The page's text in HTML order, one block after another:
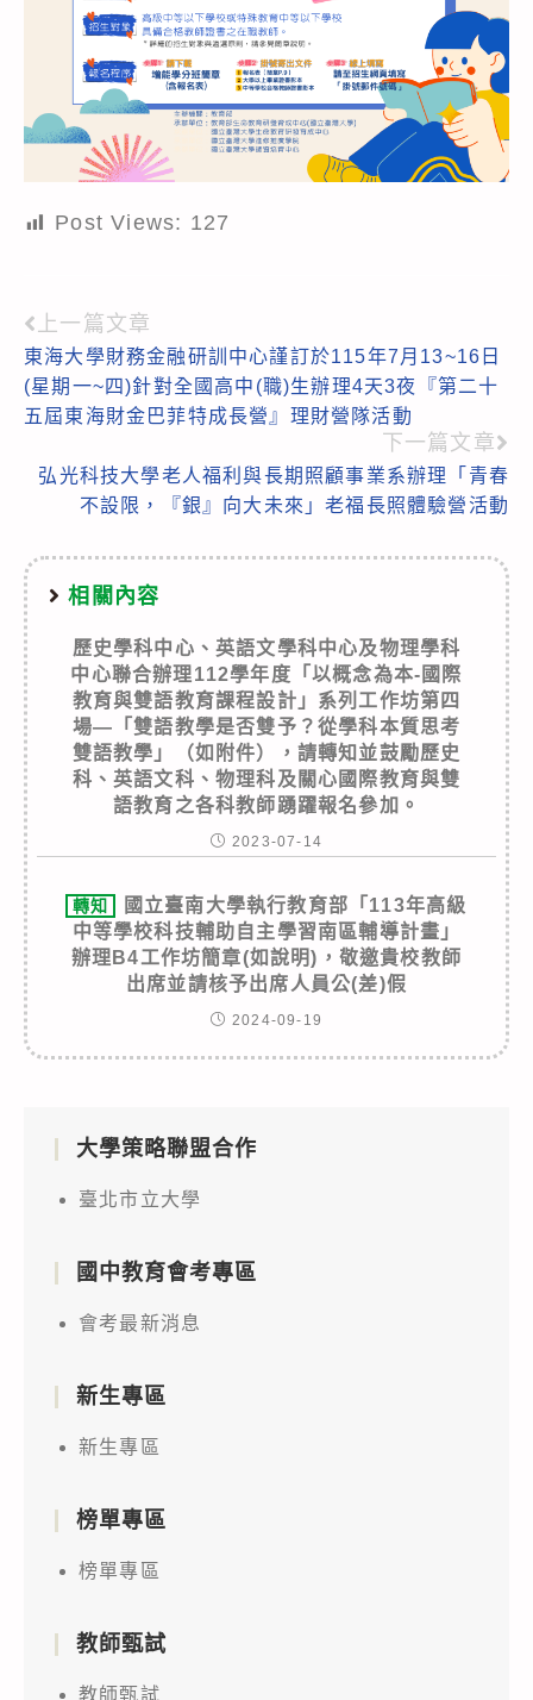
Post Views: 127
Read
more
articles
上一篇文章
東海大學財務金融研訓中心謹訂於115年7月13~16日
(星期一~四)針對全國高中(職)生辦理4天3夜『第二十
五屆東海財金巴菲特成長營』理財營隊活動
下一篇文章
弘光科技大學老人福利與長期照顧事業系辦理「青春
不設限，『銀』向大未來」老福長照體驗營活動
相關內容
歷史學科中心、英語文學科中心及物理學科
中心聯合辦理112學年度「以概念為本-國際
教育與雙語教育課程設計」系列工作坊第四
場—「雙語教學是否雙予？從學科本質思考
雙語教學」（如附件），請轉知並鼓勵歷史
科、英語文科、物理科及關心國際教育與雙
語教育之各科教師踴躍報名參加。
2023-07-14
轉知
國立臺南大學執行教育部「113年高級
中等學校科技輔助自主學習南區輔導計畫」
辦理B4工作坊簡章(如說明)，敬邀貴校教師
出席並請核予出席人員公(差)假
2024-09-19
大學策略聯盟合作
臺北市立大學
國中教育會考專區
會考最新消息
新生專區
新生專區
榜單專區
榜單專區
教師甄試
教師甄試